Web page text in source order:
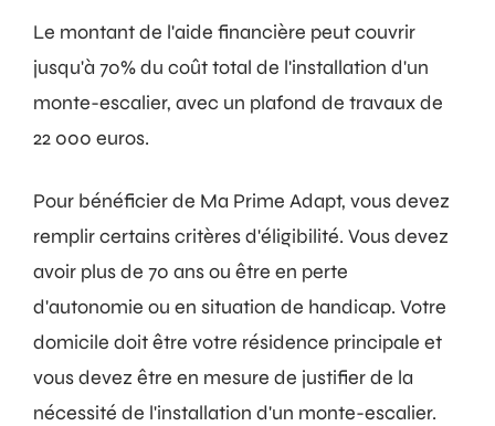
Le montant de l'aide financière peut couvrir
jusqu'à 70% du coût total de l'installation d'un
monte-escalier, avec un plafond de travaux de
22 000 euros.
Pour bénéficier de Ma Prime Adapt, vous devez
remplir certains critères d'éligibilité. Vous devez
avoir plus de 70 ans ou être en perte
d'autonomie ou en situation de handicap. Votre
domicile doit être votre résidence principale et
vous devez être en mesure de justifier de la
nécessité de l'installation d'un monte-escalier.